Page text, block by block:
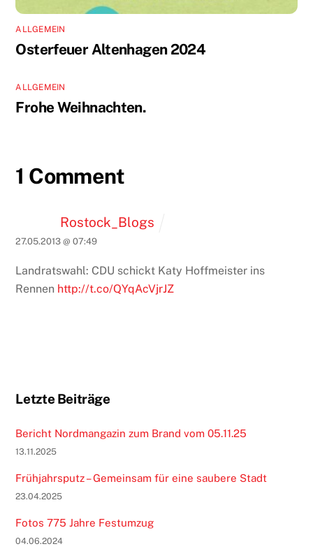
ALLGEMEIN
Osterfeuer Altenhagen 2024
ALLGEMEIN
Frohe Weihnachten.
1 Comment
Rostock_Blogs
27.05.2013 @ 07:49
Landratswahl: CDU schickt Katy Hoffmeister ins
Rennen http://t.co/QYqAcVjrJZ
Letzte Beiträge
Bericht Nordmangazin zum Brand vom 05.11.25
13.11.2025
Frühjahrsputz – Gemeinsam für eine saubere Stadt
23.04.2025
Fotos 775 Jahre Festumzug
04.06.2024